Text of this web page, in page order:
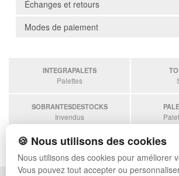
Échanges et retours
Modes de paiement
INTEGRAPALETS
Palettes
SOBRANTESDESTOCKS
Invendus
ESTANTERIASKIT
Estanterias
🍪 Nous utilisons des cookies
Nous utilisons des cookies pour améliorer
Vous pouvez tout accepter ou